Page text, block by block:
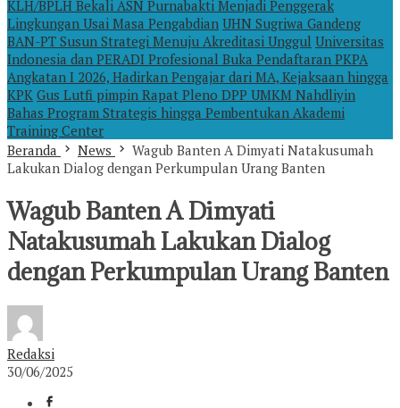
KLH/BPLH Bekali ASN Purnabakti Menjadi Penggerak
Lingkungan Usai Masa Pengabdian UHN Sugriwa Gandeng
BAN-PT Susun Strategi Menuju Akreditasi Unggul Universitas
Indonesia dan PERADI Profesional Buka Pendaftaran PKPA
Angkatan I 2026, Hadirkan Pengajar dari MA, Kejaksaan hingga
KPK Gus Lutfi pimpin Rapat Pleno DPP UMKM Nahdliyin
Bahas Program Strategis hingga Pembentukan Akademi
Training Center
Beranda
News
Wagub Banten A Dimyati Natakusumah
Lakukan Dialog dengan Perkumpulan Urang Banten
Wagub Banten A Dimyati
Natakusumah Lakukan Dialog
dengan Perkumpulan Urang Banten
Redaksi
30/06/2025